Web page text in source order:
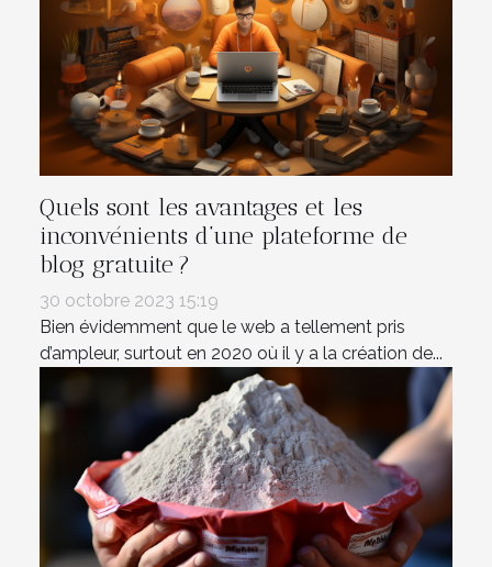
Quels sont les avantages et les
inconvénients d’une plateforme de
blog gratuite ?
30 octobre 2023 15:19
Bien évidemment que le web a tellement pris
d’ampleur, surtout en 2020 où il y a la création de...